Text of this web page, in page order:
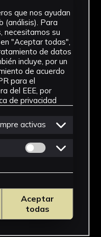
069
que nos ayudan
(análisis). Para
necesitamos su
"Aceptar todas",
de datos
incluye, por un
de acuerdo
para el
del EEE, por
de privacidad
activas
Permitir cookies
Aceptar
todas